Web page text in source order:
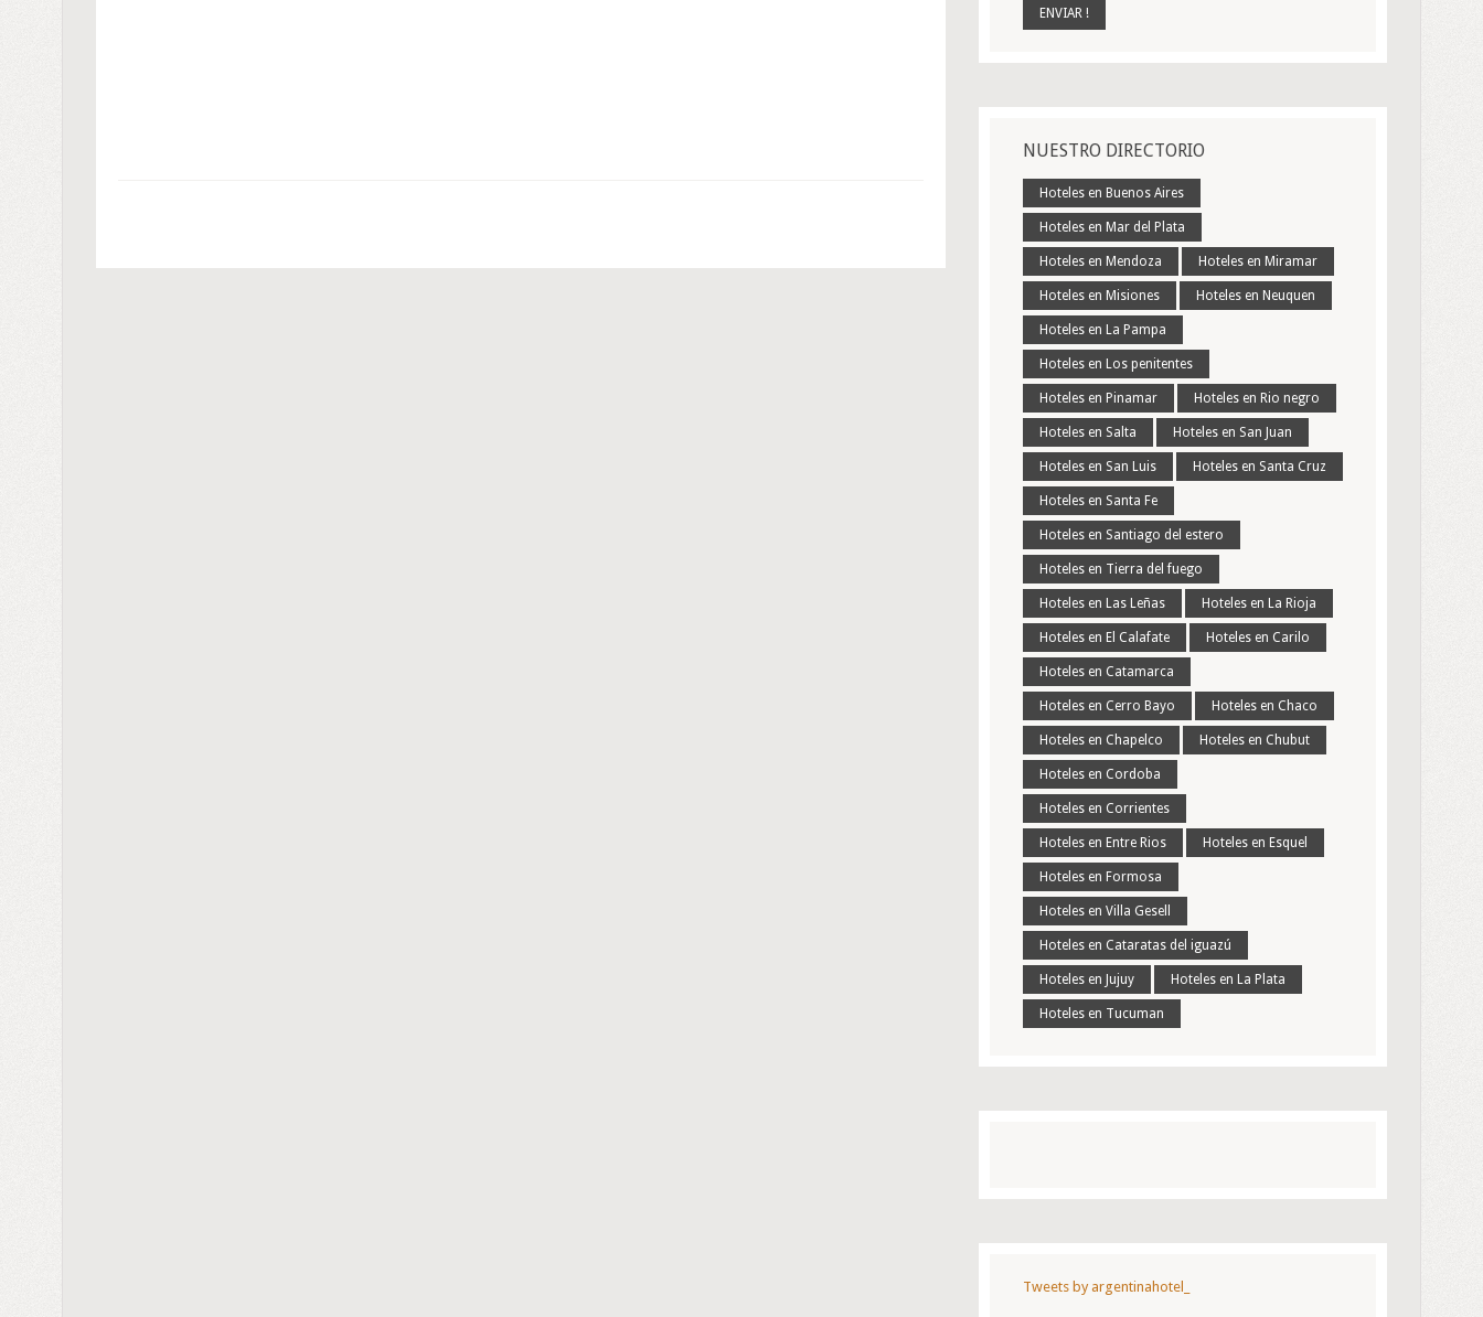
NUESTRO DIRECTORIO
Hoteles en Buenos Aires
Hoteles en Mar del Plata
Hoteles en Mendoza Hoteles en Miramar
Hoteles en Misiones Hoteles en Neuquen
Hoteles en La Pampa
Hoteles en Los penitentes
Hoteles en Pinamar Hoteles en Rio negro
Hoteles en Salta Hoteles en San Juan
Hoteles en San Luis Hoteles en Santa Cruz
Hoteles en Santa Fe
Hoteles en Santiago del estero
Hoteles en Tierra del fuego
Hoteles en Las Leñas Hoteles en La Rioja
Hoteles en El Calafate Hoteles en Carilo
Hoteles en Catamarca
Hoteles en Cerro Bayo Hoteles en Chaco
Hoteles en Chapelco Hoteles en Chubut
Hoteles en Cordoba
Hoteles en Corrientes
Hoteles en Entre Rios Hoteles en Esquel
Hoteles en Formosa
Hoteles en Villa Gesell
Hoteles en Cataratas del iguazú
Hoteles en Jujuy Hoteles en La Plata
Hoteles en Tucuman
Tweets by argentinahotel_